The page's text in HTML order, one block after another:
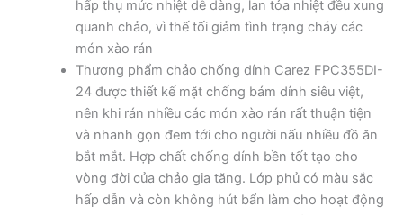
hấp thụ mức nhiệt dễ dàng, lan tỏa nhiệt đều xung
quanh chảo, vì thế tối giảm tình trạng cháy các
món xào rán
Thương phẩm chảo chống dính Carez FPC355DI-
24 được thiết kế mặt chống bám dính siêu việt,
nên khi rán nhiều các món xào rán rất thuận tiện
và nhanh gọn đem tới cho người nấu nhiều đồ ăn
bắt mắt. Hợp chất chống dính bền tốt tạo cho
vòng đời của chảo gia tăng. Lớp phủ có màu sắc
hấp dẫn và còn không hút bẩn làm cho hoạt động